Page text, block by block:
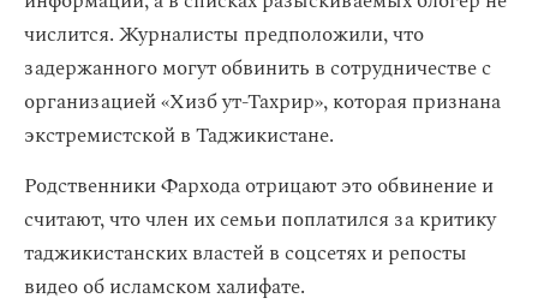
числится. Журналисты предположили, что
задержанного могут обвинить в сотрудничестве с
организацией «Хизб ут-Тахрир», которая признана
экстремистской в Таджикистане.
Родственники Фархода отрицают это обвинение и
считают, что член их семьи поплатился за критику
таджикистанских властей в соцсетях и репосты
видео об исламском халифате.